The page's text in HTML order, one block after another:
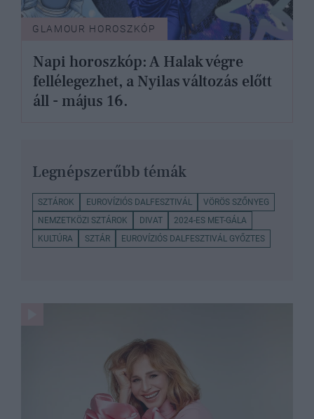
GLAMOUR HOROSZKÓP
Napi horoszkóp: A Halak végre
fellélegezhet, a Nyilas változás előtt
áll - május 16.
Legnépszerűbb témák
SZTÁROK EUROVÍZIÓS DALFESZTIVÁL
VÖRÖS SZŐNYEG
NEMZETKÖZI SZTÁROK
DIVAT
2024-ES MET-GÁLA
KULTÚRA
SZTÁR EUROVÍZIÓS DALFESZTIVÁL GYŐZTES